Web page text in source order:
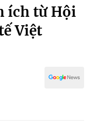
ích từ Hội
Việt